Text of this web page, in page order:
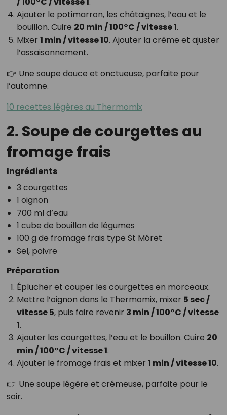
Ajouter le potimarron, les châtaignes, l’eau et le
bouillon. Cuire 20 min / 100°C / vitesse 1.
Mixer 1 min / vitesse 10. Ajouter la crème et ajuster
l’assaisonnement.
👉 Une soupe douce et onctueuse, parfaite pour
l’automne.
10 recettes légères au Thermomix
2. Soupe de courgettes au
fromage frais
Ingrédients
3 courgettes
1 oignon
700 ml d’eau
1 cube de bouillon de légumes
100 g de fromage frais type St Môret
Sel, poivre
Préparation
Éplucher et couper les courgettes en morceaux.
Mettre l’oignon dans le Thermomix, mixer 5 sec /
vitesse 5, puis faire revenir 3 min / 100°C / vitesse
1.
Ajouter les courgettes, l’eau et le bouillon. Cuire 20
min / 100°C / vitesse 1.
Ajouter le fromage frais et mixer 1 min / vitesse 10.
👉 Une soupe légère et crémeuse, parfaite pour le
soir.